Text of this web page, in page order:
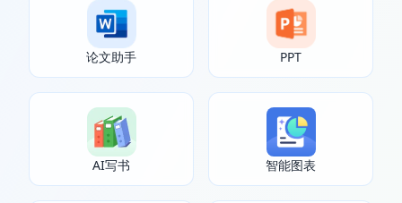
论文助手 PPT
AI写书 智能图表